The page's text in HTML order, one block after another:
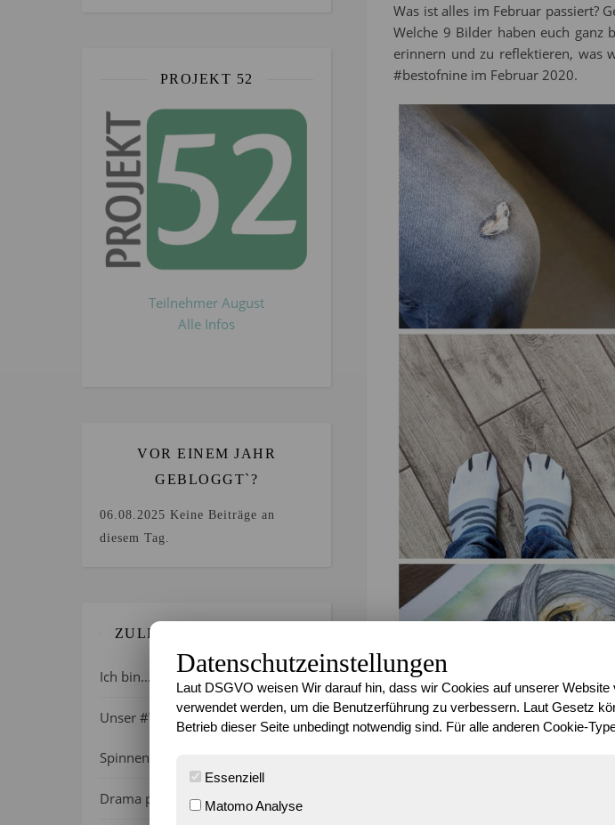
PROJEKT 52
Teilnehmer August
Alle Infos
VOR EINEM JAHR
GEBLOGGT`?
06.08.2025 Keine Beiträge an
diesem Tag.
ZULETZT GEBLOGGT…
Ich bin…
Unser #WIB am 01./02.08.2026 –
Spinnenalarm!
Drama pur – Ich und meine Uhr!
Was ist alles im Februar passiert?
Welche 9 Bilder haben euch ganz
erinnern und zu reflektieren, was
#bestofnine im Februar 2020.
Das
Datenschutzeinstellungen
Laut DSGVO weisen Wir darauf hin, dass wir Cookies auf unserer
verwendet werden, um die Benutzerführung zu verbessern. Laut Gesetz
Betrieb dieser Seite unbedingt notwendig sind. Für alle anderen Cookie-
Essenziell
Matomo Analyse